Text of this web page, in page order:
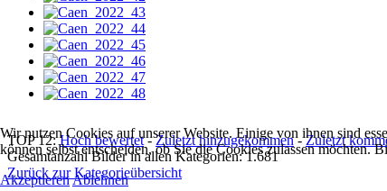
TOP 12:Hoch bewertet-Zuletzt hinzugekommen-Zuletzt
Gesamtanzahl Bilder in allen Kategorien: 1.681
Zurück zur Kategorieübersicht
Wir nutzen Cookies auf unserer Website. Einige von ihnen sind
können selbst entscheiden, ob Sie die Cookies zulassen möchten.
AkzeptierenAblehnen